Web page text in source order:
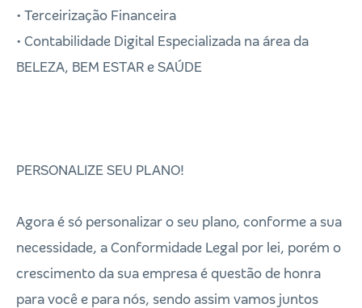
• Terceirização Financeira
• Contabilidade Digital Especializada na área da
BELEZA, BEM ESTAR e SAÚDE
PERSONALIZE SEU PLANO!
Agora é só personalizar o seu plano, conforme a sua
necessidade, a Conformidade Legal por lei, porém o
crescimento da sua empresa é questão de honra
para você e para nós, sendo assim vamos juntos